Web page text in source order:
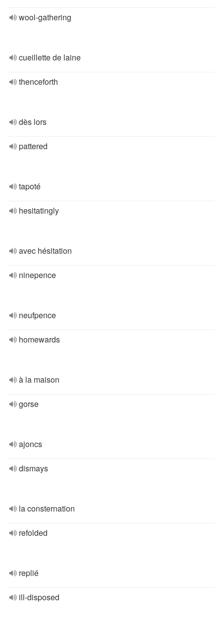
wool-gathering
cueillette de laine
thenceforth
dès lors
pattered
tapoté
hesitatingly
avec hésitation
ninepence
neufpence
homewards
à la maison
gorse
ajoncs
dismays
la consternation
refolded
replié
ill-disposed